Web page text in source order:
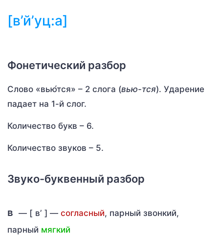
[в’й’уц:а]
Фонетический разбор
Слово «вью́тся» – 2 слога (вью-тся). Ударение
падает на 1-й слог.
Количество букв – 6.
Количество звуков – 5.
Звуко-буквенный разбор
в — [ в’ ] — согласный, парный звонкий,
парный мягкий